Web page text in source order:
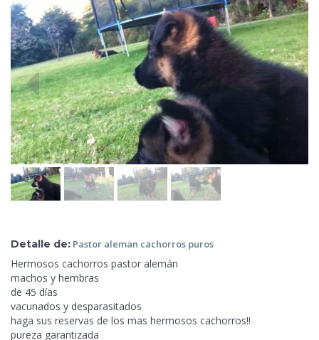
Detalle de: Pastor aleman cachorros puros
Hermosos cachorros pastor alemán
machos y hembras
de 45 días
vacunados y desparasitados
haga sus reservas de los mas hermosos cachorros!!
pureza garantizada